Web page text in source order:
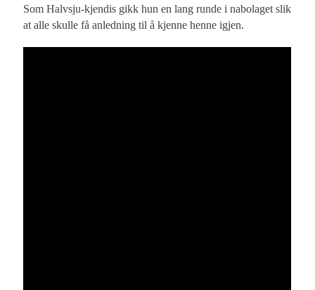
Som Halvsju-kjendis gikk hun en lang runde i nabolaget slik
at alle skulle få anledning til å kjenne henne igjen.